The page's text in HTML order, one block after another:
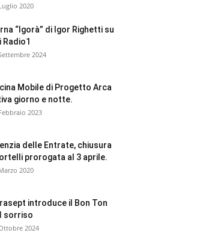
2020
“Igorà” di Igor Righetti su
Radio1
2024
Mobile di Progetto Arca
giorno e notte.
2023
delle Entrate, chiusura
prorogata al 3 aprile.
2020
introduce il Bon Ton
sorriso
2024